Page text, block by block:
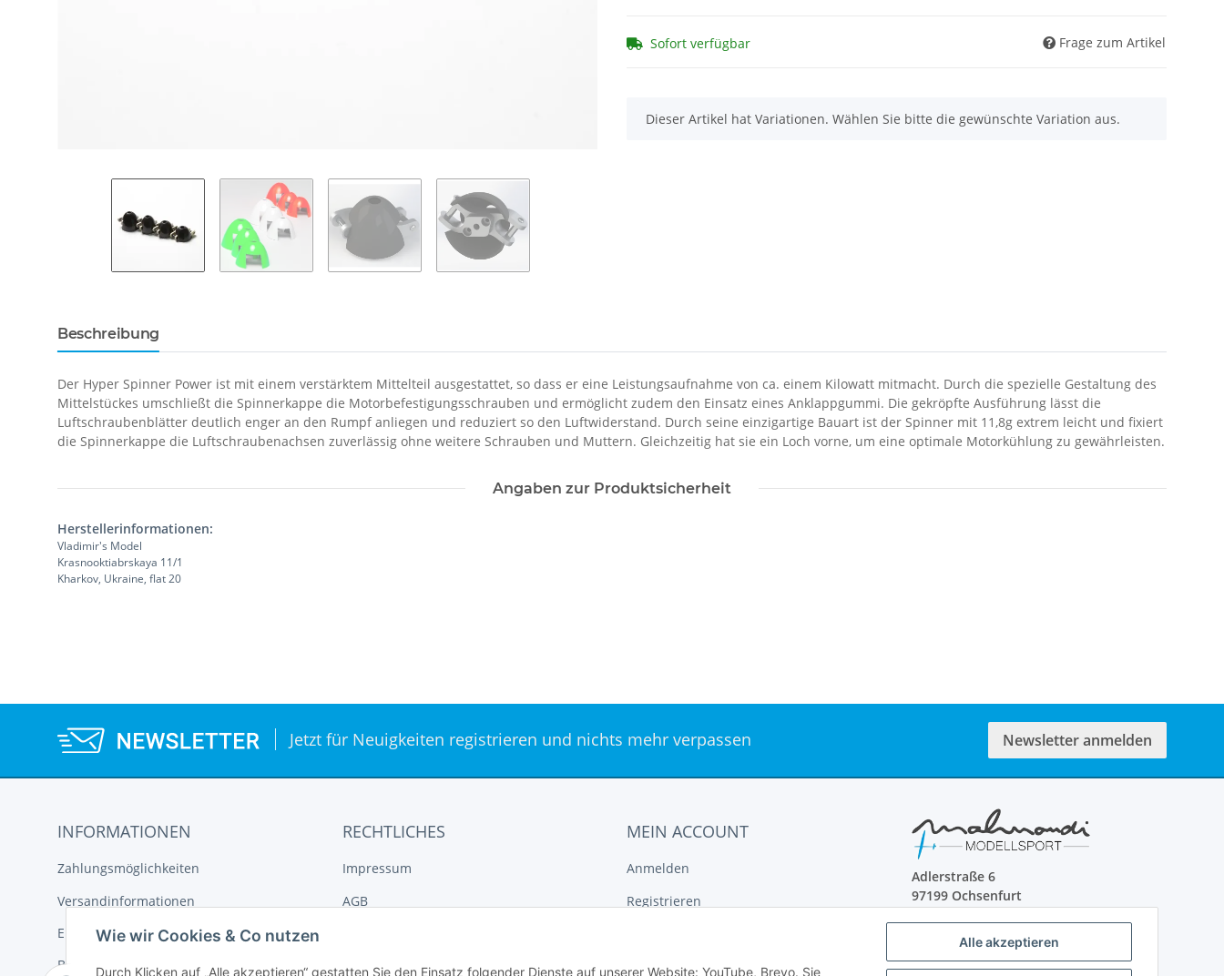
Sofort verfügbar Frage zum Artikel
x
Dieser Artikel hat Variationen. Wählen Sie bitte die gewünschte Variation aus.
Beschreibung
Der Hyper Spinner Power ist mit einem verstärktem Mittelteil ausgestattet, so dass er eine Leistungsaufnahme von ca. einem Kilowatt mitmacht. Durch die spezielle Gestaltung des
Mittelstückes umschließt die Spinnerkappe die Motorbefestigungsschrauben und ermöglicht zudem den Einsatz eines Anklappgummi. Die gekröpfte Ausführung lässt die
Luftschraubenblätter deutlich enger an den Rumpf anliegen und reduziert so den Luftwiderstand. Durch seine einzigartige Bauart ist der Spinner mit 11,8g extrem leicht und fixiert
die Spinnerkappe die Luftschraubenachsen zuverlässig ohne weitere Schrauben und Muttern. Gleichzeitig hat sie ein Loch vorne, um eine optimale Motorkühlung zu gewährleisten.
Angaben zur Produktsicherheit
Herstellerinformationen:
Vladimir's Model
Krasnooktiabrskaya 11/1
Kharkov, Ukraine, flat 20
Jetzt für Neuigkeiten registrieren und nichts mehr verpassen Newsletter anmelden
INFORMATIONEN
Zahlungsmöglichkeiten
Versandinformationen
Elektroaltgeräteentsorgung
Batterieentsorgung
RECHTLICHES
Impressum
AGB
Widerrufsrecht
MEIN ACCOUNT
Anmelden
Registrieren
Wunschliste
Adlerstraße 6
97199 Ochsenfurt
+49 152 22 47 67 54
(Telefonzeit von 16-18Uhr, bitte
Wie wir Cookies & Co nutzen
Durch Klicken auf „Alle akzeptieren“ gestatten Sie den Einsatz folgender Dienste auf unserer Website: YouTube, Brevo. Sie
Alle akzeptieren